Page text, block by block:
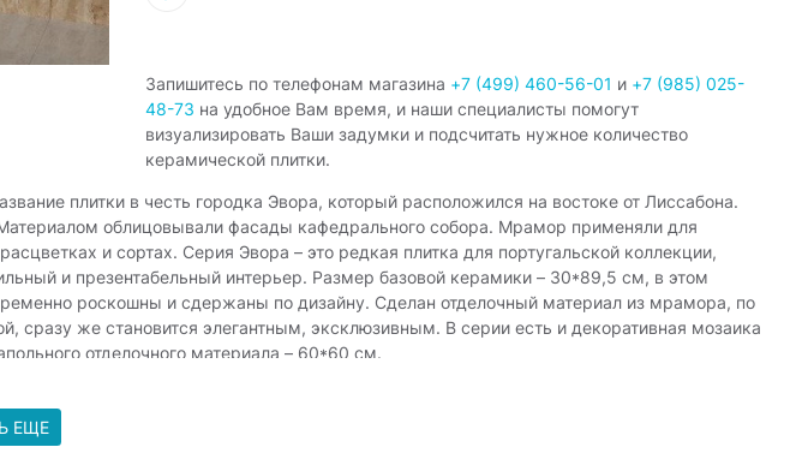
Запишитесь по телефонам магазина +7 (499) 460-56-01 и +7 (985) 025-
48-73 на удобное Вам время, и наши специалисты помогут
визуализировать Ваши задумки и подсчитать нужное количество
керамической плитки.
плитки в честь городка Эвора, который расположился на востоке от Лиссабона.
облицовывали фасады кафедрального собора. Мрамор применяли для
и сортах. Серия Эвора – это редкая плитка для португальской коллекции,
и презентабельный интерьер. Размер базовой керамики – 30*89,5 см, в этом
роскошны и сдержаны по дизайну. Сделан отделочный материал из мрамора, по
сразу же становится элегантным, эксклюзивным. В серии есть и декоративная мозаика
отделочного материала – 60*60 см.
презентабельным и впечатляющим. Дизайнеры с помощью серии Эвора оформляют
но и холла, ведь она красиво смотрится в любом помещении.
ЕЩЕ